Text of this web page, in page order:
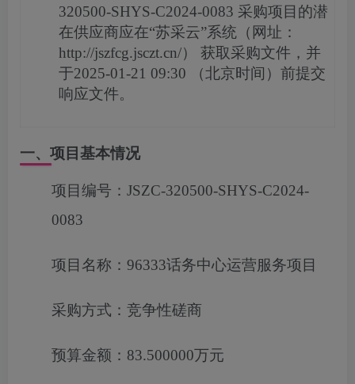
320500-SHYS-C2024-0083 采购项目的潜
在供应商应在“苏采云”系统（网址：
http://jszfcg.jsczt.cn/）
获取采购文件，并
于2025-01-21 09:30 （北京时间）前提交
响应文件。
一、项目基本情况
项目编号： JSZC-320500-SHYS-C2024-
0083
项目名称： 96333话务中心运营服务项目
采购方式： 竞争性磋商
预算金额： 83.500000万元